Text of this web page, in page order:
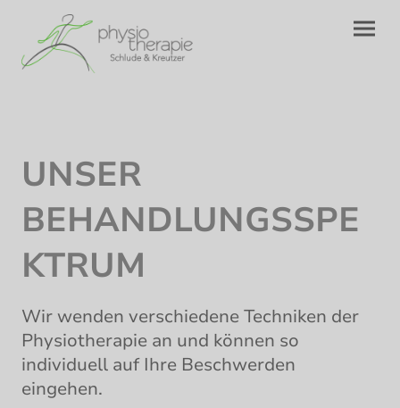
UNSER
BEHANDLUNGSSPE
KTRUM
Wir wenden verschiedene Techniken der
Physiotherapie an und können so
individuell auf Ihre Beschwerden
eingehen.